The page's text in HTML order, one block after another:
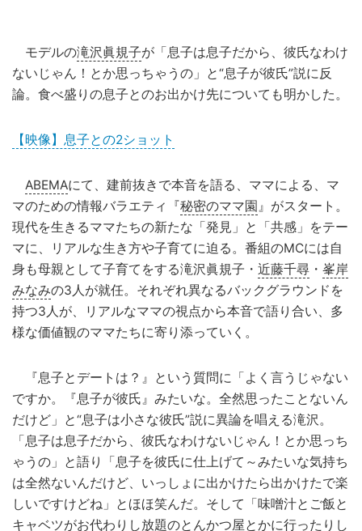
モデルの滝沢眞規子が「息子は息子だから、彼氏なわけ
ないじゃん！とか思っちゃうの」と“息子が彼氏”説に反
論。食べ盛りの息子とのお出かけ先についても明かした。
【映像】息子との2ショット
ABEMAにて、建前抜きで本音を語る、ママによる、マ
マのための情報バラエティ『秘密のママ園 』がスタート。
現代を生きるママたちの新たな「発見」と「共感」をテー
マに、リアルな生き方や子育てに迫る。番組のMCには自
身も母親として子育てをする滝沢眞規子・ 近藤千尋 ・ 峯岸
みなみの3人が就任。それぞれ異なるバックグラウンドを
持つ3人が、リアルなママの視点から本音で語り合い、多
様な価値観のママたちに寄り添っていく。
『息子とデートは？』という質問に「よく言うじゃない
ですか。『息子が彼氏』みたいな。全然思ったことないん
だけど」と“息子は小さな彼氏”説に異論を唱える滝沢。
「息子は息子だから、彼氏なわけないじゃん！とか思っち
ゃうの」と語り「息子を彼氏に仕上げて～みたいな気持ち
は全然ないんだけど、いっしょに出かけたら出かけたで楽
しいですけどね」とほほ笑んだ。そして「味噌汁とご飯と
キャベツがお代わりし放題のとんかつ屋とかに行ったりし